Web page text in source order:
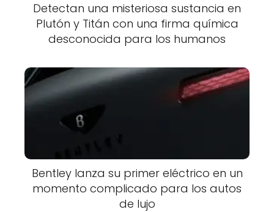
Detectan una misteriosa sustancia en
Plutón y Titán con una firma química
desconocida para los humanos
Bentley lanza su primer eléctrico en un
momento complicado para los autos
de lujo